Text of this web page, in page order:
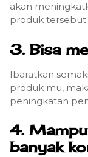
akan
produk tersebut.
3. Bisa
Ibaratkan
produk mu,
peningkatan
4.
banyak